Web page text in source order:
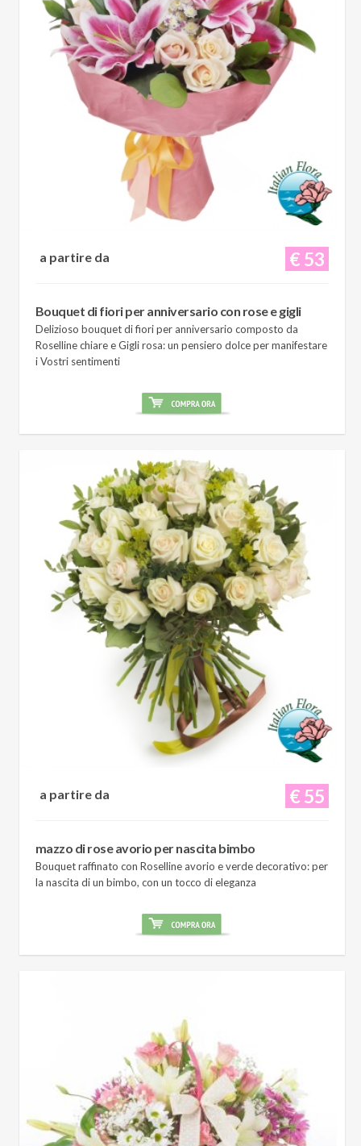
€ 53
a partire da
Bouquet di fiori per anniversario con rose e gigli
Delizioso bouquet di fiori per anniversario composto da
Roselline chiare e Gigli rosa: un pensiero dolce per manifestare
i Vostri sentimenti
€ 55
a partire da
mazzo di rose avorio per nascita bimbo
Bouquet raffinato con Roselline avorio e verde decorativo: per
la nascita di un bimbo, con un tocco di eleganza